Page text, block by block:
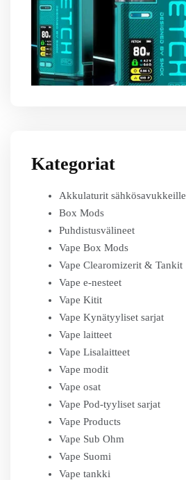
Kategoriat
Akkulaturit sähkösavukkeille
Box Mods
Puhdistusvälineet
Vape Box Mods
Vape Clearomizerit & Tankit
Vape e-nesteet
Vape Kitit
Vape Kynätyyliset sarjat
Vape laitteet
Vape Lisalaitteet
Vape modit
Vape osat
Vape Pod-tyyliset sarjat
Vape Products
Vape Sub Ohm
Vape Suomi
Vape tankki